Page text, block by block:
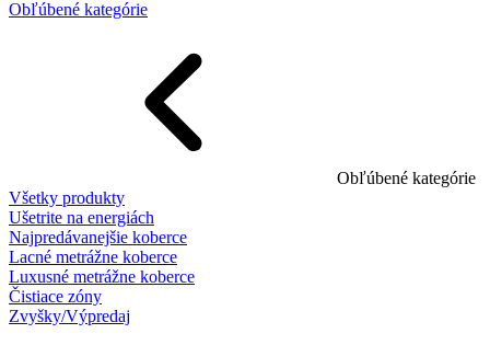
Obľúbené kategórie
Obľúbené kategórie
Všetky produkty
Ušetrite na energiách
Najpredávanejšie koberce
Lacné metrážne koberce
Luxusné metrážne koberce
Čistiace zóny
Zvyšky/Výpredaj